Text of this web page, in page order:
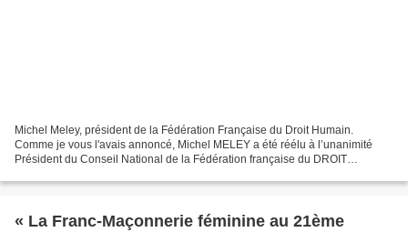
Michel Meley, président de la Fédération Française du Droit Humain.
Comme je vous l'avais annoncé, Michel MELEY a été réélu à l’unanimité
Président du Conseil National de la Fédération française du DROIT
« La Franc-Maçonnerie féminine au 21ème